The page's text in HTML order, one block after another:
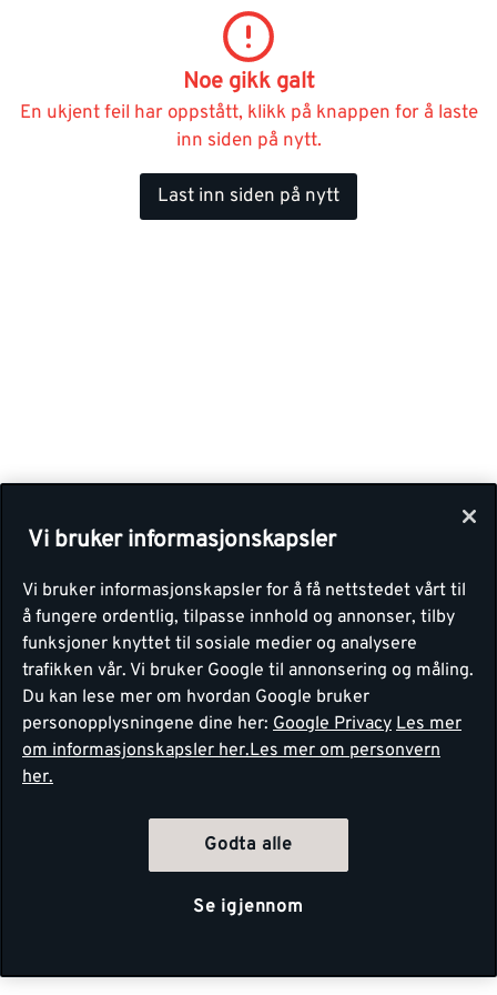
Noe gikk galt
En ukjent feil har oppstått, klikk på knappen for å laste
inn siden på nytt.
Last inn siden på nytt
Vi bruker informasjonskapsler
Vi bruker informasjonskapsler for å få nettstedet vårt til
å fungere ordentlig, tilpasse innhold og annonser, tilby
funksjoner knyttet til sosiale medier og analysere
trafikken vår. Vi bruker Google til annonsering og måling.
Du kan lese mer om hvordan Google bruker
personopplysningene dine her: Google Privacy Les mer
om informasjonskapsler her.Les mer om personvern
her.
Godta alle
Se igjennom